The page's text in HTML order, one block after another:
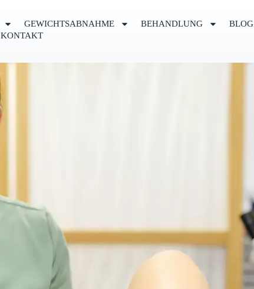
GEWICHTSABNAHME BEHANDLUNG
BLOG
KONTAKT